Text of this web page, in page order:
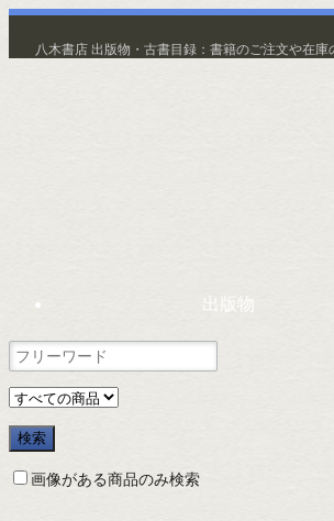
八木書店 出版物・古書目録：書籍のご注文や在庫
出版物
画像がある商品のみ検索